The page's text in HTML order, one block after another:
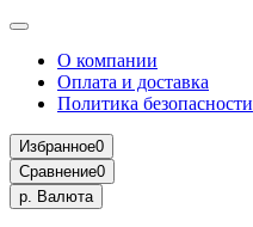
О компании
Оплата и доставка
Политика безопасности
Избранное0
Сравнение0
р. Валюта